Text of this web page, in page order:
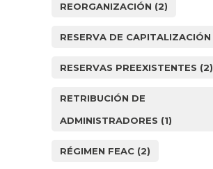
REORGANIZACIÓN (2)
RESERVA DE CAPITALIZACIÓN
RESERVAS PREEXISTENTES (2)
RETRIBUCIÓN DE
ADMINISTRADORES (1)
RÉGIMEN FEAC (2)